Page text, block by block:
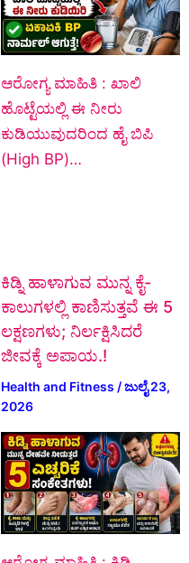
ಆರೋಗ್ಯ ಮಾಹಿತಿ : ಖಾಲಿ
ಹೊಟ್ಟೆಯಲ್ಲಿ ಈ ನೀರು
ಕುಡಿಯುವುದರಿಂದ ಹೈ ಬಿಪಿ
(High BP)…
ಕಿಡ್ನಿ ಹಾಳಾಗುವ ಮುನ್ನ ಕೈ-
ಕಾಲುಗಳಲ್ಲಿ ಕಾಣಿಸುತ್ತವೆ ಈ 5
ಲಕ್ಷಣಗಳು; ನಿರ್ಲಕ್ಷಿಸಿದರೆ
ಜೀವಕ್ಕೆ ಅಪಾಯ.!
Health and Fitness /ಜುಲೈ 23,
2026